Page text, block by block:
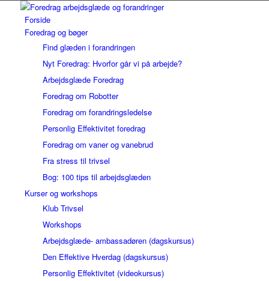
Forside
Foredrag og bøger
Find glæden i forandringen
Nyt Foredrag: Hvorfor går vi på arbejde?
Arbejdsglæde Foredrag
Foredrag om Robotter
Foredrag om forandringsledelse
Personlig Effektivitet foredrag
Foredrag om vaner og vanebrud
Fra stress til trivsel
Bog: 100 tips til arbejdsglæden
Kurser og workshops
Klub Trivsel
Workshops
Arbejdsglæde- ambassadøren (dagskursus)
Den Effektive Hverdag (dagskursus)
Personlig Effektivitet (videokursus)